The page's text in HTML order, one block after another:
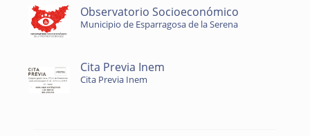
Observatorio Socioeconómico
Municipio de Esparragosa de la Serena
Cita Previa Inem
Cita Previa Inem